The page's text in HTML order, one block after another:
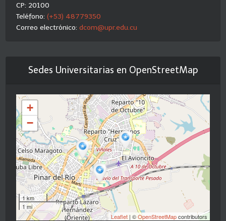
CP: 20100
Teléfono:(+53) 48779350
Correo electrónico:dcom@upr.edu.cu
Sedes Universitarias en OpenStreetMap
+
−
1 km
1 mi
Leaflet| ©OpenStreetMapcontributors